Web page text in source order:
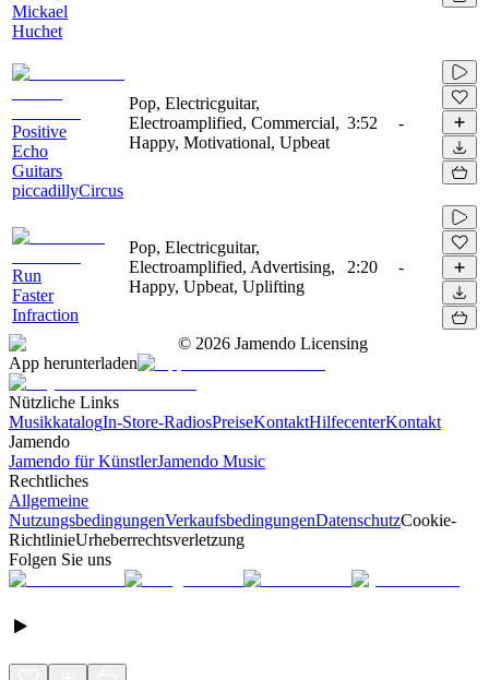
Mickael
Huchet
Positive
Echo
Guitars
piccadillyCircus
Pop, Electricguitar,
Electroamplified, Commercial,
Happy, Motivational, Upbeat
3:52 -
Run
Faster
Infraction
Pop, Electricguitar,
Electroamplified, Advertising,
Happy, Upbeat, Uplifting
2:20 -
© 2026 Jamendo Licensing
App herunterladen
Nützliche Links
MusikkatalogIn-Store-RadiosPreiseKontaktHilfecenterKontakt
Jamendo
Jamendo für KünstlerJamendo Music
Rechtliches
Allgemeine
NutzungsbedingungenVerkaufsbedingungenDatenschutzCookie-
RichtlinieUrheberrechtsverletzung
Folgen Sie uns